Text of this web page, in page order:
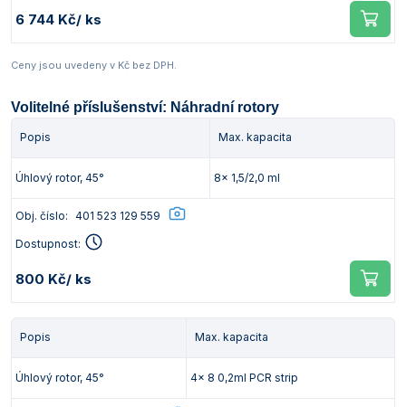
6 744 Kč/ ks
Ceny jsou uvedeny v Kč bez DPH.
Volitelné příslušenství: Náhradní rotory
Popis Max. kapacita
Úhlový rotor, 45° 8x 1,5/2,0 ml
Obj. číslo: 401 523 129 559
Dostupnost:
800 Kč/ ks
Popis Max. kapacita
Úhlový rotor, 45° 4x 8 0,2ml PCR strip